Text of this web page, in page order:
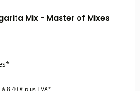
Mix - Master of Mixes
8,40 € plus TVA*